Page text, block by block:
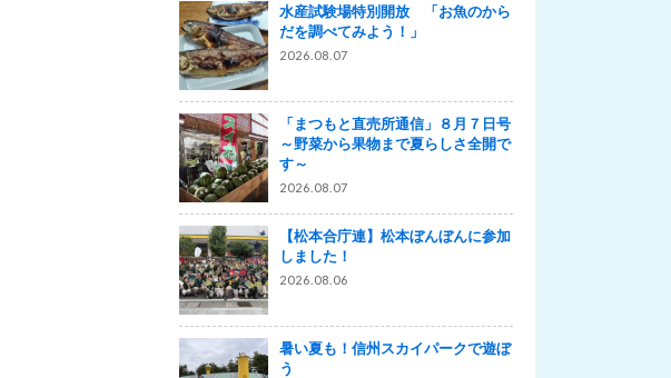
水産試験場特別開放 「お魚のから
だを調べてみよう！」
2026.08.07
「まつもと直売所通信」８月７日号
～野菜から果物まで夏らしさ全開で
す～
2026.08.07
【松本合庁連】松本ぼんぼんに参加
しました！
2026.08.06
暑い夏も！信州スカイパークで遊ぼ
う